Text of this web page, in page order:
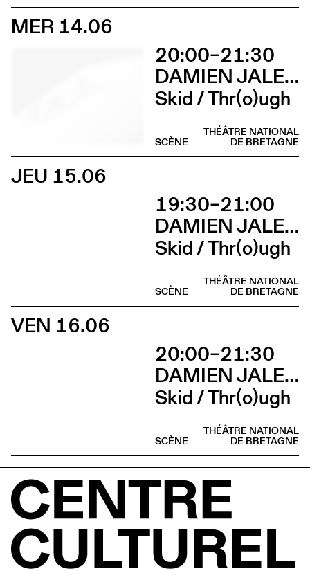
MER 14.06
20:00–21:30
DAMIEN JALET BALLET DU GRAND THÉÂTRE DE GENÈVE
Skid / Thr(o)ugh
THÉÂTRE NATIONAL
DE BRETAGNE
SCÈNE
JEU 15.06
19:30–21:00
DAMIEN JALET BALLET DU GRAND THÉÂTRE DE GENÈVE
Skid / Thr(o)ugh
THÉÂTRE NATIONAL
DE BRETAGNE
SCÈNE
VEN 16.06
20:00–21:30
DAMIEN JALET BALLET DU GRAND THÉÂTRE DE GENÈVE
Skid / Thr(o)ugh
THÉÂTRE NATIONAL
DE BRETAGNE
SCÈNE